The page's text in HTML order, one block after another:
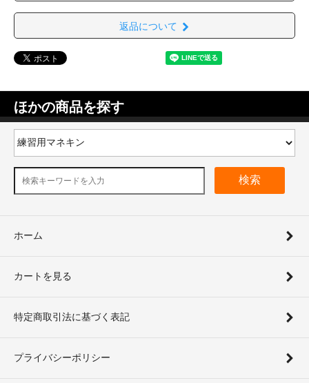
返品について
ほかの商品を探す
検索
ホーム
カートを見る
特定商取引法に基づく表記
プライバシーポリシー